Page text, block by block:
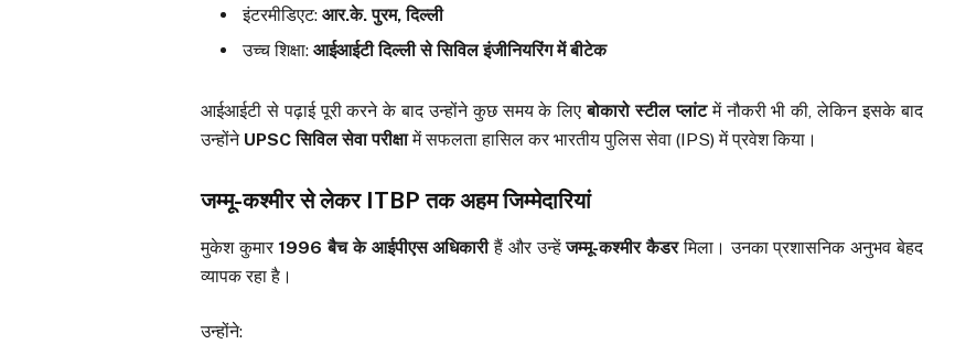
इंटरमीडिएट: आर.के. पुरम, दिल्ली
उच्च शिक्षा: आईआईटी दिल्ली से सिविल इंजीनियरिंग में बीटेक
आईआईटी से पढ़ाई पूरी करने के बाद उन्होंने कुछ समय के लिएबोकारो स्टील प्लांटमें नौकरी भी की, लेकिन इसके बाद
उन्होंने UPSC सिविल सेवा परीक्षामें सफलता हासिल कर भारतीय पुलिस सेवा (IPS) में प्रवेश किया।
जम्मू-कश्मीर से लेकर ITBP तक अहम जिम्मेदारियां
मुकेश कुमार 1996 बैच के आईपीएस अधिकारीहैं और उन्हेंजम्मू-कश्मीर कैडरमिला। उनका प्रशासनिक अनुभव बेहद
व्यापक रहा है।
उन्होंने: